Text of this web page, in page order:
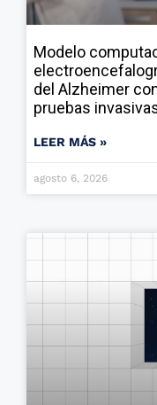
Modelo
del Alzheimer
pruebas
LEER MÁS »
agosto 6, 2026